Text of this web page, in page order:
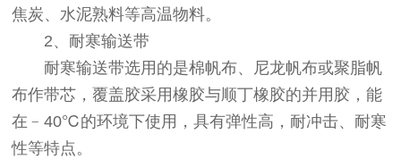
焦炭、水泥熟料等高温物料。
2、耐寒输送带
耐寒输送带选用的是棉帆布、尼龙帆布或聚脂帆
布作带芯，覆盖胶采用橡胶与顺丁橡胶的并用胶，能
在﹣40℃的环境下使用，具有弹性高，耐冲击、耐寒
性等特点。